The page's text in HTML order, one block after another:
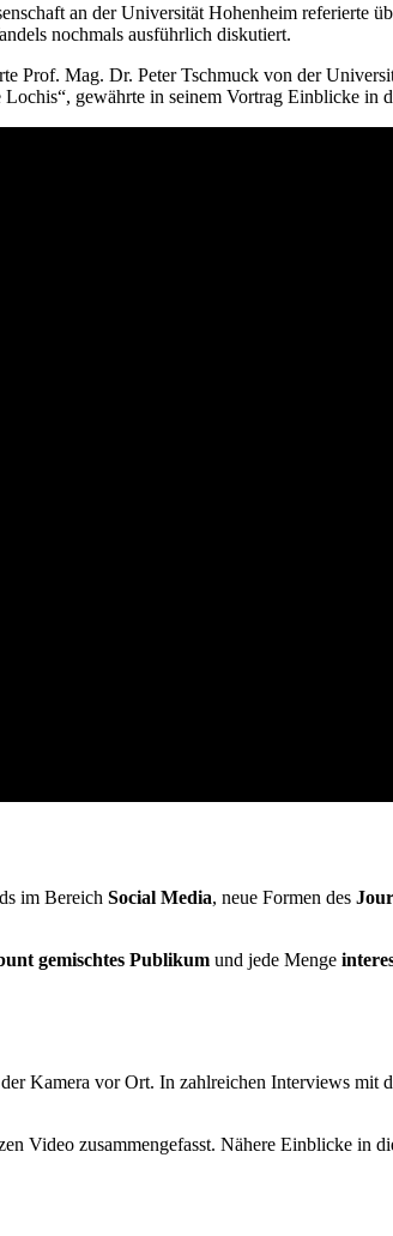
an der Universität Hohenheim referierte
nochmals ausführlich diskutiert.
Prof. Mag. Dr. Peter Tschmuck von der
gewährte in seinem Vortrag Einblicke in
im Bereich Social Media, neue Formen des
gemischtes Publikum und jede Menge
Kamera vor Ort. In zahlreichen Interviews
zusammengefasst. Nähere Einblicke in